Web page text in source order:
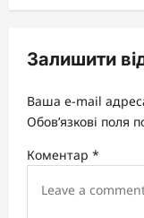
v
g
a
t
i
Залишити
Ваша e-mail
Обов’язкові поля
Коментар *